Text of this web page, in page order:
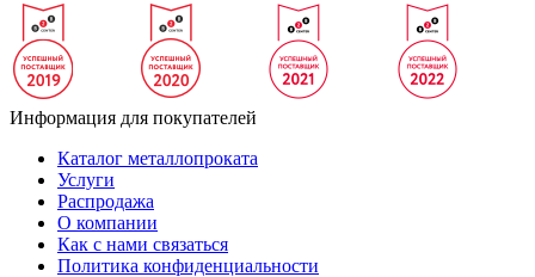
Информация для покупателей
Каталог металлопроката
Услуги
Распродажа
О компании
Как с нами связаться
Политика конфиденциальности